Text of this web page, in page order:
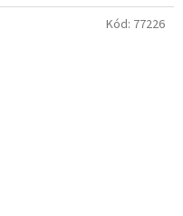
Kód: 77226